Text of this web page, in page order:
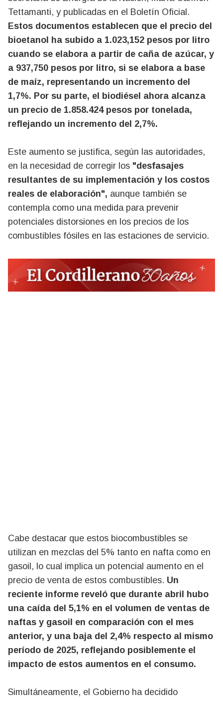
Tettamanti, y publicadas en el Boletín Oficial.
Estos documentos establecen que el precio del
bioetanol ha subido a 1.023,152 pesos por litro
cuando se elabora a partir de caña de azúcar, y
a 937,750 pesos por litro, si se elabora a base
de maíz, representando un incremento del
1,7%. Por su parte, el biodiésel ahora alcanza
un precio de 1.858.424 pesos por tonelada,
reflejando un incremento del 2,7%.
Este aumento se justifica, según las autoridades,
en la necesidad de corregir los "desfasajes
resultantes de su implementación y los costos
reales de elaboración", aunque también se
contempla como una medida para prevenir
potenciales distorsiones en los precios de los
combustibles fósiles en las estaciones de servicio.
Cabe destacar que estos biocombustibles se
utilizan en mezclas del 5% tanto en nafta como en
gasoil, lo cual implica un potencial aumento en el
precio de venta de estos combustibles. Un
reciente informe reveló que durante abril hubo
una caída del 5,1% en el volumen de ventas de
naftas y gasoil en comparación con el mes
anterior, y una baja del 2,4% respecto al mismo
período de 2025, reflejando posiblemente el
impacto de estos aumentos en el consumo.
Simultáneamente, el Gobierno ha decidido